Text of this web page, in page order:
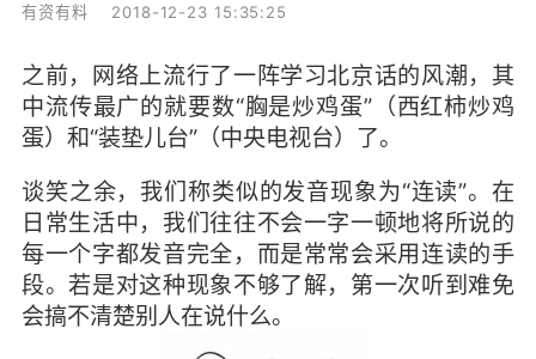
有资有料 2018-12-23 15:35:25
之前，网络上流行了一阵学习北京话的风潮，其
中流传最广的就要数“胸是炒鸡蛋”（西红柿炒鸡
蛋）和“装垫儿台”（中央电视台）了。
谈笑之余，我们称类似的发音现象为“连读”。在
日常生活中，我们往往不会一字一顿地将所说的
每一个字都发音完全，而是常常会采用连读的手
段。若是对这种现象不够了解，第一次听到难免
会搞不清楚别人在说什么。